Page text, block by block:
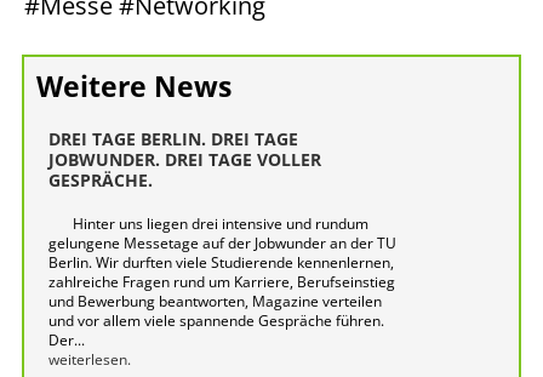
Weitere News
DREI TAGE BERLIN. DREI TAGE
JOBWUNDER. DREI TAGE VOLLER
GESPRÄCHE.
Hinter uns liegen drei intensive und rundum
gelungene Messetage auf der Jobwunder an der TU
Berlin. Wir durften viele Studierende kennenlernen,
zahlreiche Fragen rund um Karriere, Berufseinstieg
und Bewerbung beantworten, Magazine verteilen
und vor allem viele spannende Gespräche führen.
Der...
weiterlesen.